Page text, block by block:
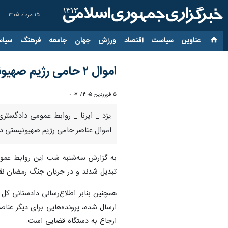
۱۵ مرداد ۱۴۰۵
عناوین‌ سیاست اقتصاد ورزش جهان جامعه فرهنگ
اموال ۲ حامی رژیم صهیونیستی با دستور دادستانی یزد توقیف شد
۵ فروردین ۱۴۰۵، ۰:۰۷